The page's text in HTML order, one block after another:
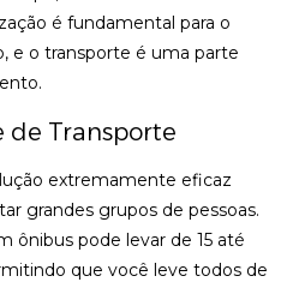
é fundamental para o
e o transporte é uma parte
de Transporte
extremamente eficaz
grandes grupos de pessoas.
ônibus pode levar de 15 até
que você leve todos de